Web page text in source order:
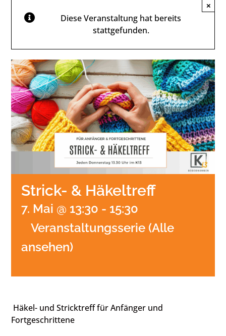
Diese Veranstaltung hat bereits
stattgefunden.
×
Strick- & Häkeltreff
7. Mai @ 13:30 - 15:30
Veranstaltungsserie (Alle
ansehen)
Häkel- und Stricktreff für Anfänger und
Fortgeschrittene